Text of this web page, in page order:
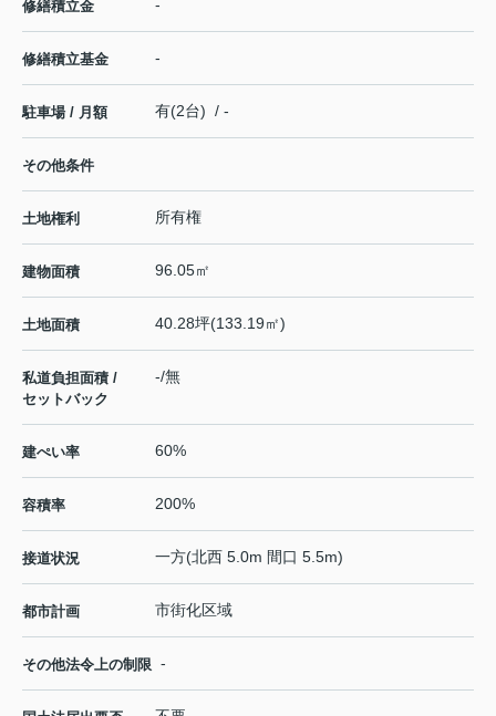
修繕積立金 -
修繕積立基金 -
駐車場 / 月額 有(2台) / -
その他条件
土地権利 所有権
建物面積 96.05㎡
土地面積 40.28坪(133.19㎡)
私道負担面積 /
セットバック
-/無
建ぺい率 60%
容積率 200%
接道状況 一方(北西 5.0m 間口 5.5m)
都市計画 市街化区域
その他法令上の制限 -